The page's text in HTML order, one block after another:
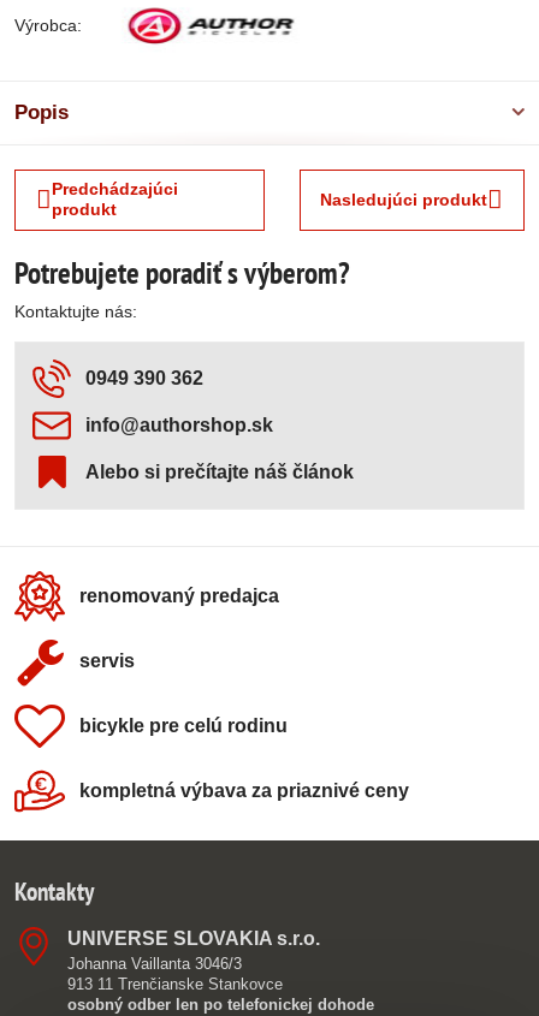
Výrobca:
Popis
Predchádzajúci
produkt
Nasledujúci produkt
Potrebujete poradiť s výberom?
Kontaktujte nás:
0949 390 362
info​@authorshop​.sk
Alebo si prečítajte náš článok
renomovaný predajca
servis
bicykle pre celú rodinu
kompletná výbava za priaznivé ceny
Kontakty
UNIVERSE SLOVAKIA s​.r​.o​.
Johanna Vaillanta 3046/3
913 11 Trenčianske Stankovce
osobný odber len po telefonickej dohode